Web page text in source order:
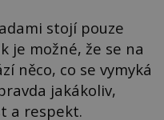
stojí pouze
je možné, že se na
něco, co se vymyká
jakákoliv,
a respekt.